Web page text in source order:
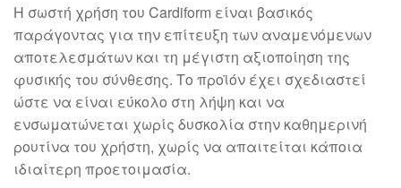
Η σωστή χρήση του Cardiform είναι βασικός
παράγοντας για την επίτευξη των αναμενόμενων
αποτελεσμάτων και τη μέγιστη αξιοποίηση της
φυσικής του σύνθεσης. Το προϊόν έχει σχεδιαστεί
ώστε να είναι εύκολο στη λήψη και να
ενσωματώνεται χωρίς δυσκολία στην καθημερινή
ρουτίνα του χρήστη, χωρίς να απαιτείται κάποια
ιδιαίτερη προετοιμασία.